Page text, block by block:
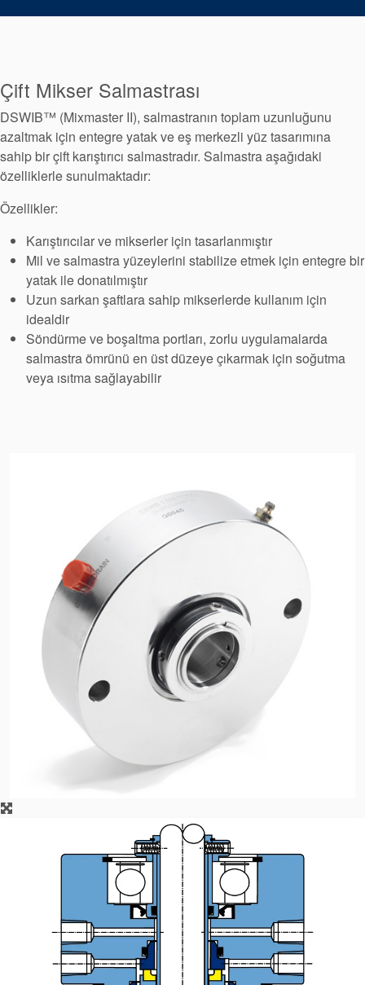
Sistemi
Sertifikalar ve Standartlar
Bize Ulaşın
Konumlar
Sürdürülebilirlik
Çift Mikser Salmastrası
DSWIB™ (Mixmaster II), salmastranın toplam uzunluğunu
azaltmak için entegre yatak ve eş merkezli yüz tasarımına
sahip bir çift karıştırıcı salmastradır. Salmastra aşağıdaki
özelliklerle sunulmaktadır:
Özellikler:
Karıştırıcılar ve mikserler için tasarlanmıştır
Mil ve salmastra yüzeylerini stabilize etmek için entegre bir
yatak ile donatılmıştır
Uzun sarkan şaftlara sahip mikserlerde kullanım için
idealdir
Söndürme ve boşaltma portları, zorlu uygulamalarda
salmastra ömrünü en üst düzeye çıkarmak için soğutma
veya ısıtma sağlayabilir